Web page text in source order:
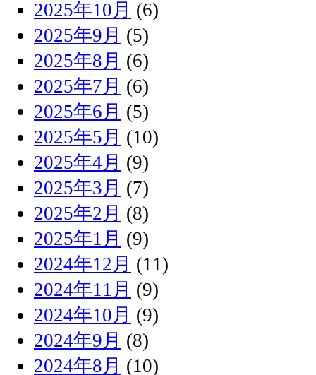
2025年10月 (6)
2025年9月 (5)
2025年8月 (6)
2025年7月 (6)
2025年6月 (5)
2025年5月 (10)
2025年4月 (9)
2025年3月 (7)
2025年2月 (8)
2025年1月 (9)
2024年12月 (11)
2024年11月 (9)
2024年10月 (9)
2024年9月 (8)
2024年8月 (10)